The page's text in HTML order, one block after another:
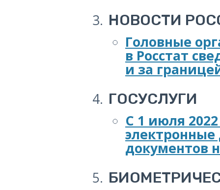
НОВОСТИ
Головные
в Росстат
и за
ГОСУСЛУГИ
С 1 июля
документов